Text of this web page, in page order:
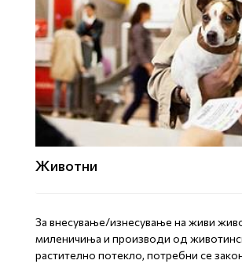
Животни
За внесување/изнесување на живи
миленичиња и производи од
растително потекло, потребни се